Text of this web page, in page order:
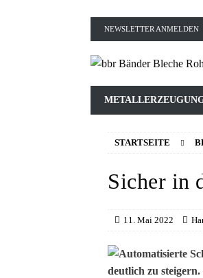
NEWSLETTER ANMELDEN
STARTSEITE
Sicher in
11. Mai 2022